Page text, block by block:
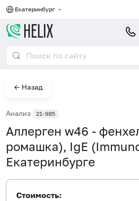
Екатеринбург
← Назад
Анализ 21-985
Аллерген w46 -
ромашка), IgE
Екатеринбурге
Стоимость: